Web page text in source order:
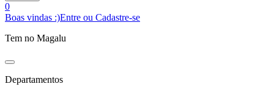
0
Boas vindas :)Entre ou Cadastre-se
Tem no Magalu
Departamentos